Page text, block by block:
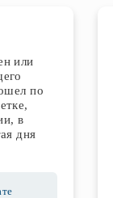
или
по
в
дня